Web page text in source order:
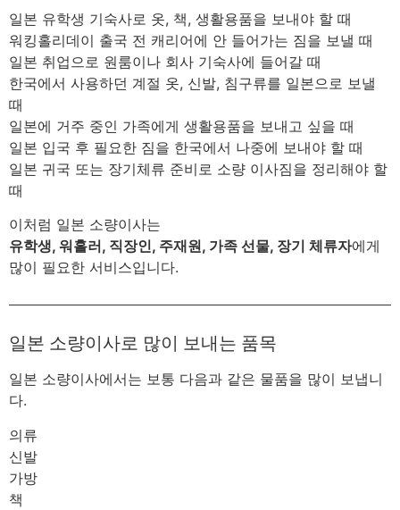
일본 유학생 기숙사로 옷, 책, 생활용품을 보내야 할 때
워킹홀리데이 출국 전 캐리어에 안 들어가는 짐을 보낼 때
일본 취업으로 원룸이나 회사 기숙사에 들어갈 때
한국에서 사용하던 계절 옷, 신발, 침구류를 일본으로 보낼
때
일본에 거주 중인 가족에게 생활용품을 보내고 싶을 때
일본 입국 후 필요한 짐을 한국에서 나중에 보내야 할 때
일본 귀국 또는 장기체류 준비로 소량 이사짐을 정리해야 할
때
이처럼 일본 소량이사는
유학생, 워홀러, 직장인, 주재원, 가족 선물, 장기 체류자에게
많이 필요한 서비스입니다.
일본 소량이사로 많이 보내는 품목
일본 소량이사에서는 보통 다음과 같은 물품을 많이 보냅니
다.
의류
신발
가방
책